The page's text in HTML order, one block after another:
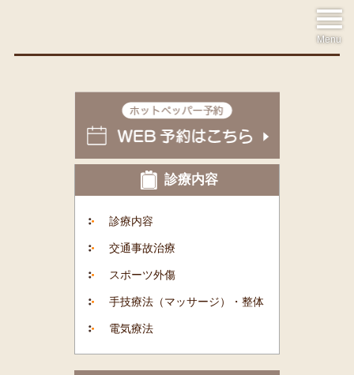
Menu
診療内容
診療内容
交通事故治療
スポーツ外傷
手技療法（マッサージ）・整体
電気療法